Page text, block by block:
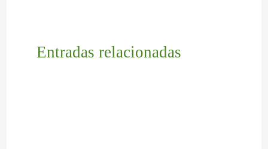
Entradas relacionadas